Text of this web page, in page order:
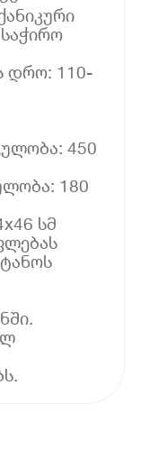
დრო: 110-
450
180
სმ